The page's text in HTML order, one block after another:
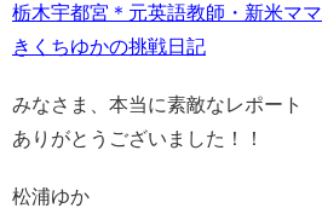
栃木宇都宮＊元英語教師・新米ママ
きくちゆかの挑戦日記
みなさま、本当に素敵なレポート
ありがとうございました！！
松浦ゆか